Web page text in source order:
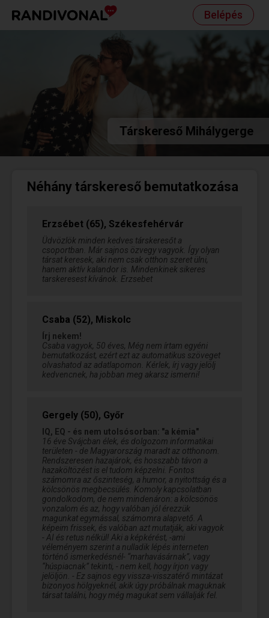
Belépés
Társkereső Mihálygerge
Néhány társkereső bemutatkozása
Erzsébet (65), Székesfehérvár
Üdvözlök minden kedves társkeresőt a
csoportban. Már sajnos özvegy vagyok. Így olyan
társat keresek, aki nem csak otthon szeret ülni,
hanem aktív kalandor is. Mindenkinek sikeres
tarskeresest kívánok. Erzsebet
Csaba (52), Miskolc
Írj nekem!
Csaba vagyok, 50 éves, Még nem írtam egyéni
bemutatkozást, ezért ezt az automatikus szöveget
olvashatod az adatlapomon. Kérlek, írj vagy jelölj
kedvencnek, ha jobban meg akarsz ismerni!
Gergely (50), Győr
IQ, EQ - és nem utolsósorban: "a kémia"
16 éve Svájcban élek, és dolgozom informatikai
területen - de Magyarország maradt az otthonom.
Rendszeresen hazajárok, és hosszabb távon a
hazaköltözést is el tudom képzelni. Fontos
számomra az őszinteség, a humor, a nyitottság és a
kölcsönös megbecsülés. Komoly kapcsolatban
gondolkodom, de nem mindenáron: a kölcsönös
vonzalom és az, hogy valóban jól érezzük
magunkat egymással, számomra alapvető. A
képeim frissek, és valóban azt mutatják, aki vagyok
- AI és retus nélkül! Aki a képkérést, -ami
véleményem szerint a nulladik lépés interneten
történő ismerkedésnél- “marhavásárnak”, vagy
“húspiacnak” tekinti, - nem kell, hogy írjon vagy
jelöljön. - Ez sajnos egy vissza-visszatérő mintázat
bizonyos hölgyeknél, akik úgy próbálnak maguknak
társat találni, hogy még magukat sem vállalják fel.